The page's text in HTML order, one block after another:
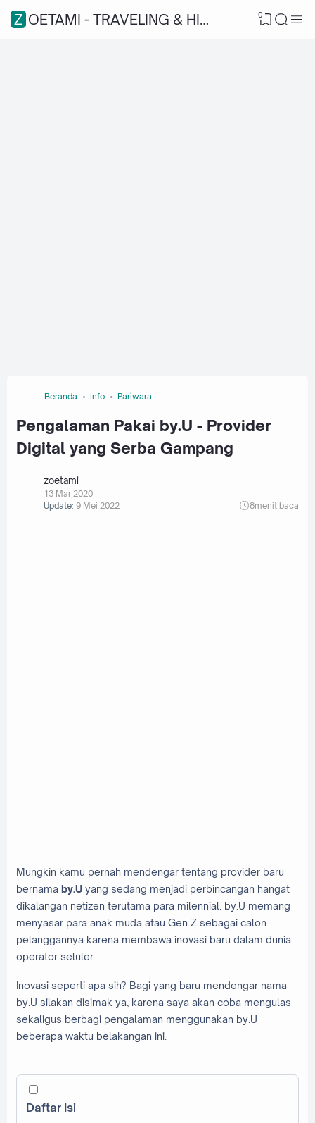
ZOETAMI - TRAVELING & HIKING 0
Beranda Info Pariwara
Pengalaman Pakai by.U - Provider
Digital yang Serba Gampang
zoetami
13 Mar 2020
Update: 9 Mei 2022 8menit baca
Mungkin kamu pernah mendengar tentang provider baru
bernama by.U yang sedang menjadi perbincangan hangat
dikalangan netizen terutama para milennial. by.U memang
menyasar para anak muda atau Gen Z sebagai calon
pelanggannya karena membawa inovasi baru dalam dunia
operator seluler.
Inovasi seperti apa sih? Bagi yang baru mendengar nama
by.U silakan disimak ya, karena saya akan coba mengulas
sekaligus berbagi pengalaman menggunakan by.U
beberapa waktu belakangan ini.
Daftar Isi